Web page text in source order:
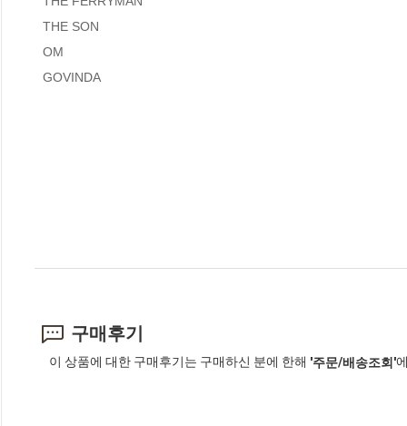
  GOVINDA
구매후기
이 상품에 대한 구매후기는 구매하신 분에 한해 '주문/배송조회'